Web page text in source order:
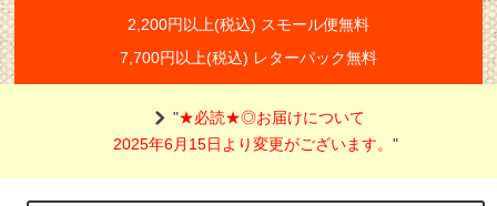
2,200円以上(税込) スモール便無料
7,700円以上(税込) レターパック無料
"★必読★◎お届けについて
2025年6月15日より変更がございます。"